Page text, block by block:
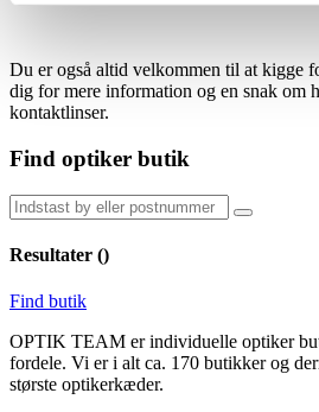
Du er også altid velkommen til at kigge
dig for mere information og en snak om
kontaktlinser.
Find optiker butik
Resultater ()
Find butik
OPTIK TEAM er individuelle optiker
fordele. Vi er i alt ca. 170 butikker og
største optikerkæder.